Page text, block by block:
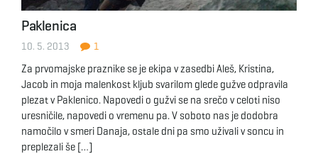
Paklenica
10. 5. 2013 1
Za prvomajske praznike se je ekipa v zasedbi Aleš, Kristina,
Jacob in moja malenkost kljub svarilom glede gužve odpravila
plezat v Paklenico. Napovedi o gužvi se na srečo v celoti niso
uresničile, napovedi o vremenu pa. V soboto nas je dodobra
namočilo v smeri Danaja, ostale dni pa smo uživali v soncu in
preplezali še […]